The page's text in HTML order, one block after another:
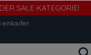
SALE KATEGORIE!
einkaufen